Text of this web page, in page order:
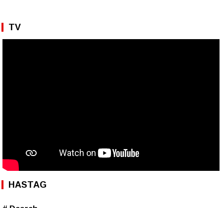
TV
HASTAG